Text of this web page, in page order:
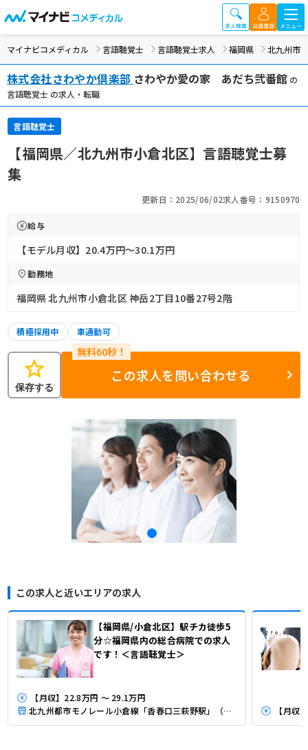
マイナビコメディカル 言語聴覚士 言語聴覚士求人 福岡県 北九州市
株式会社さわやか倶楽部 さわやか愛の家 あだち弐番館の
言語聴覚士 の求人・転職
言語聴覚士
【福岡県／北九州市小倉北区】言語聴覚士募
集
更新日：2025/06/02求人番号：9150970
給与
【モデル月収】20.4万円〜30.1万円
勤務地
福岡県 北九州市小倉北区 神岳2丁目10番27号2階
積極採用中 車通勤可
star
保存する
この求人を問い合わせる
この求人と近いエリアの求人
【福岡県/小倉北区】駅チカ徒歩5
分☆福岡県内の総合病院での求人
です！＜言語聴覚士＞
【月収】22.8万円 ～ 29.1万円
北九州都市モノレール小倉線「香春口三萩野駅」（徒歩5分）
【月